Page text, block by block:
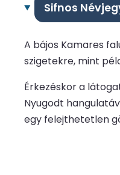
Sifnos
A bájos Kamares
szigetekre, mint
Érkezéskor a
Nyugodt
egy felejthetetlen